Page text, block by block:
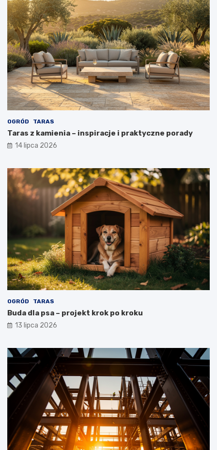
OGRÓD TARAS
Taras z kamienia – inspiracje i praktyczne porady
14 lipca 2026
OGRÓD TARAS
Buda dla psa – projekt krok po kroku
13 lipca 2026